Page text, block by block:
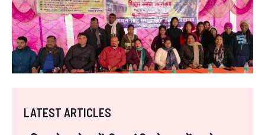
LATEST ARTICLES